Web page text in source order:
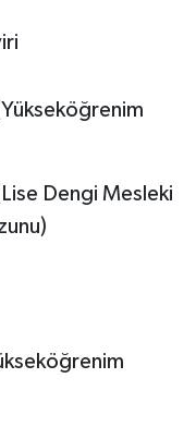
Dengi Mesleki